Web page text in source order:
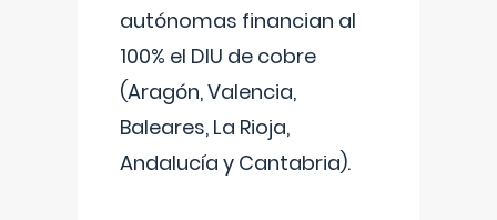
autónomas financian al
100% el DIU de cobre
(Aragón, Valencia,
Baleares, La Rioja,
Andalucía y Cantabria).